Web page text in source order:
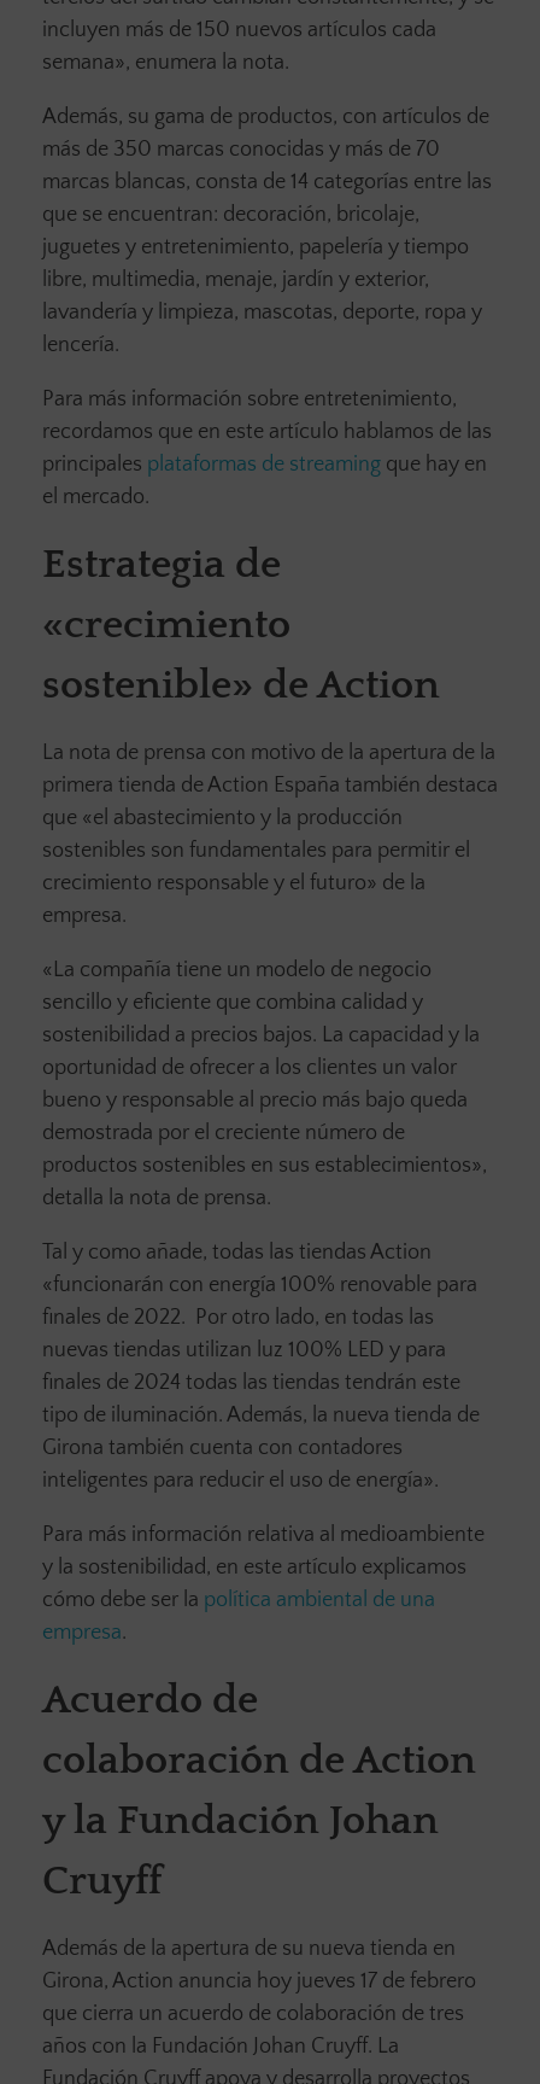
incluyen más de 150 nuevos artículos cada
semana», enumera la nota.
Además, su gama de productos, con artículos de
más de 350 marcas conocidas y más de 70
marcas blancas, consta de 14 categorías entre las
que se encuentran: decoración, bricolaje,
juguetes y entretenimiento, papelería y tiempo
libre, multimedia, menaje, jardín y exterior,
lavandería y limpieza, mascotas, deporte, ropa y
lencería.
Para más información sobre entretenimiento,
recordamos que en este artículo hablamos de las
principales plataformas de streaming que hay en
el mercado.
Estrategia de
«crecimiento
sostenible» de Action
La nota de prensa con motivo de la apertura de la
primera tienda de Action España también destaca
que «el abastecimiento y la producción
sostenibles son fundamentales para permitir el
crecimiento responsable y el futuro» de la
empresa.
«La compañía tiene un modelo de negocio
sencillo y eficiente que combina calidad y
sostenibilidad a precios bajos. La capacidad y la
oportunidad de ofrecer a los clientes un valor
bueno y responsable al precio más bajo queda
demostrada por el creciente número de
productos sostenibles en sus establecimientos»,
detalla la nota de prensa.
Tal y como añade, todas las tiendas Action
«funcionarán con energía 100% renovable para
finales de 2022. Por otro lado, en todas las
nuevas tiendas utilizan luz 100% LED y para
finales de 2024 todas las tiendas tendrán este
tipo de iluminación. Además, la nueva tienda de
Girona también cuenta con contadores
inteligentes para reducir el uso de energía».
Para más información relativa al medioambiente
y la sostenibilidad, en este artículo explicamos
cómo debe ser la política ambiental de una
empresa.
Acuerdo de
colaboración de Action
y la Fundación Johan
Cruyff
Además de la apertura de su nueva tienda en
Girona, Action anuncia hoy jueves 17 de febrero
que cierra un acuerdo de colaboración de tres
años con la Fundación Johan Cruyff. La
Fundación Cruyff apoya y desarrolla proyectos